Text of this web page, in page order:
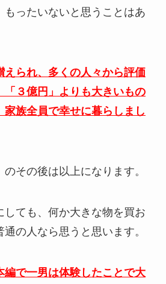
もったいないと思うことはあ
えられ、多くの人々から評価
「３億円」よりも大きいもの
家族全員で幸せに暮らしまし
その後は以上になります。
しても、何か大きな物を買お
の人なら思うと思います。
編で一男は体験したことで大